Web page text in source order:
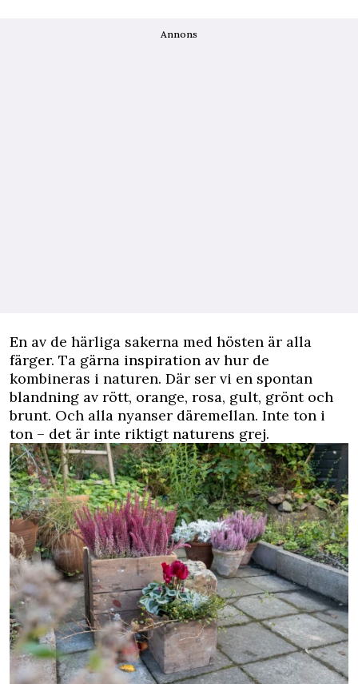
Annons
En av de härliga sakerna med hösten är alla
färger. Ta gärna inspiration av hur de
kombineras i naturen. Där ser vi en spontan
blandning av rött, orange, rosa, gult, grönt och
brunt. Och alla nyanser däremellan. Inte ton i
ton – det är inte riktigt naturens grej.